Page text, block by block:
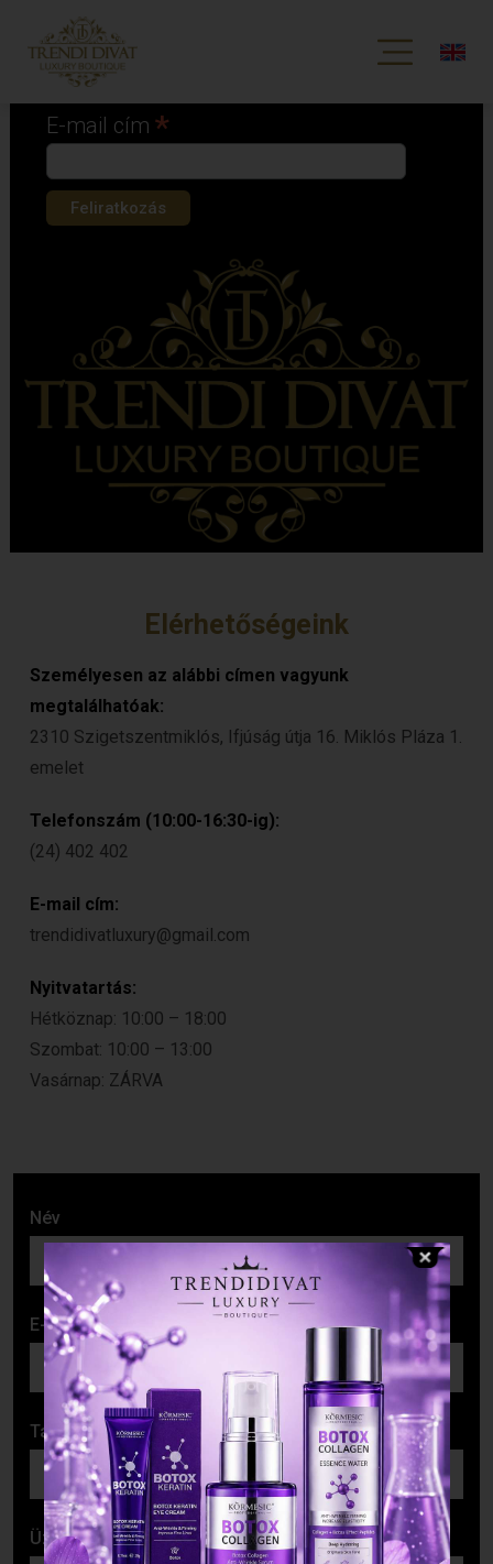
Iratkozz fel hírlevelünkre!
*
E-mail cím*
Név
E-mail cím
Tárgy
Üzenet
Elérhetőségeink
Személyesen az alábbi címen vagyunk
megtalálhatóak:
2310 Szigetszentmiklós, Ifjúság útja 16. Miklós Pláza 1.
emelet
Telefonszám (10:00-16:30-ig):
(24) 402 402
E-mail cím:
trendidivatluxury@gmail.com
Nyitvatartás:
Hétköznap: 10:00 – 18:00
Szombat: 10:00 – 13:00
Vasárnap: ZÁRVA